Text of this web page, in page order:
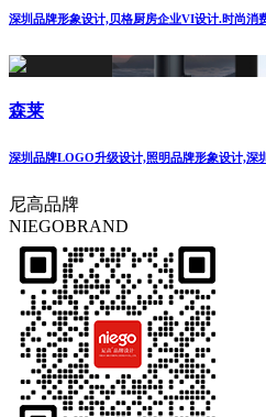
深圳品牌形象设计,贝格厨房企业VI设计.时尚消
森莱
深圳品牌LOGO升级设计,照明品牌形象设计,深
尼高品牌
NIEGOBRAND